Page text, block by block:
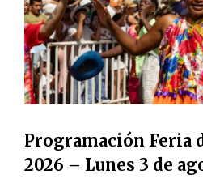
Programación Feria
2026 – Lunes 3 de